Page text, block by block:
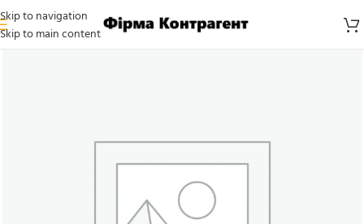
Skip to navigation
Skip to main content